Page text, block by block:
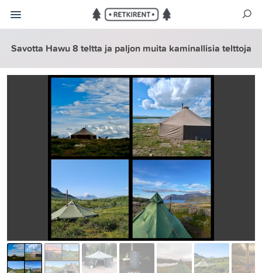
Savotta Hawu 8 teltta ja paljon muita kaminallisia telttoja